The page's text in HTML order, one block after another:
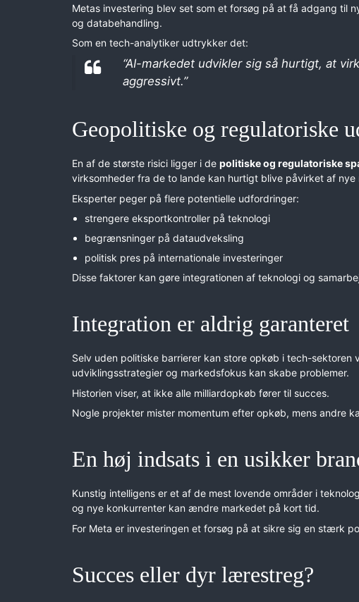
Metas investering blev set som et forsøg på at få adgang til
og databehandling.
Som en tech-analytiker udtrykker det:
“AI-markedet udvikler sig så hurtigt, at
aggressivt.”
Geopolitiske og regulatoriske
En af de største risici ligger i de politiske og regulatoriske
virksomheder fra de to lande kan hurtigt blive påvirket af nye
Eksperter peger på flere potentielle udfordringer:
strengere eksportkontroller på teknologi
begrænsninger på dataudveksling
politisk pres på internationale investeringer
Disse faktorer kan gøre integrationen af teknologi og
Integration er aldrig garanteret
Selv uden politiske barrierer kan store opkøb i tech-
udviklingsstrategier og markedsfokus kan skabe problemer.
Historien viser, at ikke alle milliardopkøb fører til succes.
Nogle projekter mister momentum efter opkøb, mens andre
En høj indsats i en usikker
Kunstig intelligens er et af de mest lovende områder i
og nye konkurrenter kan ændre markedet på kort tid.
For Meta er investeringen et forsøg på at sikre sig en stærk
Succes eller dyr lærestreg?